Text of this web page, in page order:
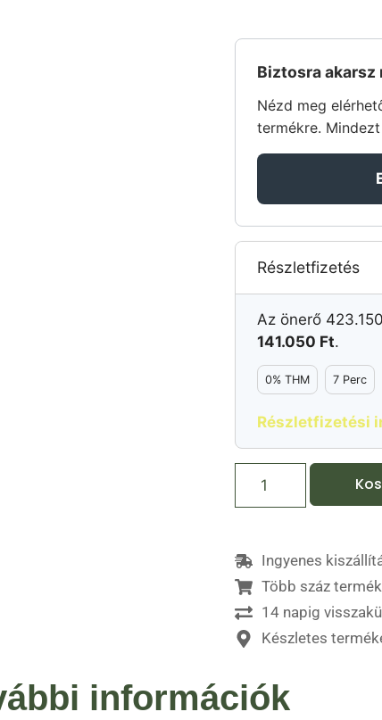
Biztosra akarsz
Nézd meg
termékre.
Részletfizetés
Az önerő 423.150
141.050 Ft.
0% THM 7 Perc
Részletfizetési
Ingyenes
Több száz
14 napig
Készletes
információk